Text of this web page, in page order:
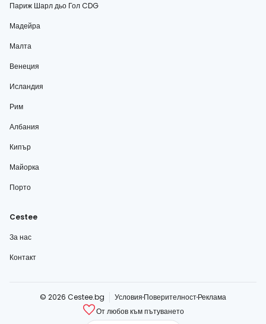
Париж Шарл дьо Гол CDG
Мадейра
Малта
Венеция
Исландия
Рим
Албания
Кипър
Майорка
Порто
Cestee
За нас
Контакт
© 2026 Cestee.bg Условия ПоверителностРеклама
От любов към пътуването
cestee.com